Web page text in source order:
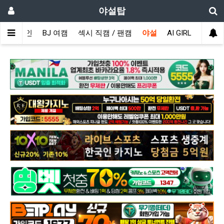
야설탑
메인 BJ 여캠 섹시 직캠 / 팬캠 야설 AI GIRL